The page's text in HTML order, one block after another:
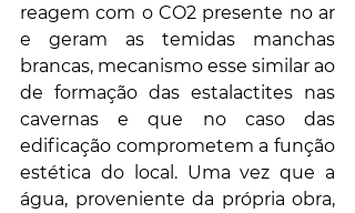
reagem com o CO2 presente no ar
e geram as temidas manchas
brancas, mecanismo esse similar ao
de formação das estalactites nas
cavernas e que no caso das
edificação comprometem a função
estética do local. Uma vez que a
água, proveniente da própria obra,